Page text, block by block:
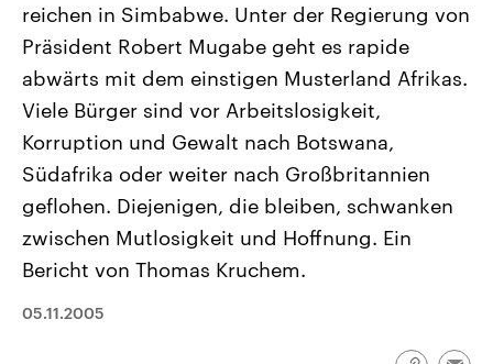
Landtagswahl Sachsen-Anhalt
2026
Alle Informationen
Sachsen-Anhalt wählt am 6.
September 2026 einen neuen
Landtag. Seit 2021 wird das
Bundesland von einer Koalition aus
CDU, SPD und FDP regiert.-
Umfragen, Prognosen,
Wahlprogramme, aktuelle Berichte
und Kandidaten der anstehenden
USA
Aktuelle Beiträge,
Hintergründe
Wirtschaftlich und
gehören die Vereinigten
den mächtigsten Ländern
mit großem Einfluss auf
aktuelle Weltgeschehen.
Programm
Audio-Archiv
reichen in Simbabwe. Unter der Regierung von
Präsident Robert Mugabe geht es rapide
abwärts mit dem einstigen Musterland Afrikas.
Viele Bürger sind vor Arbeitslosigkeit,
Korruption und Gewalt nach Botswana,
Südafrika oder weiter nach Großbritannien
geflohen. Diejenigen, die bleiben, schwanken
zwischen Mutlosigkeit und Hoffnung. Ein
Bericht von Thomas Kruchem.
05.11.2005